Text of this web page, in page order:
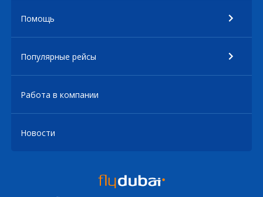
Помощь
Популярные рейсы
Работа в компании
Новости